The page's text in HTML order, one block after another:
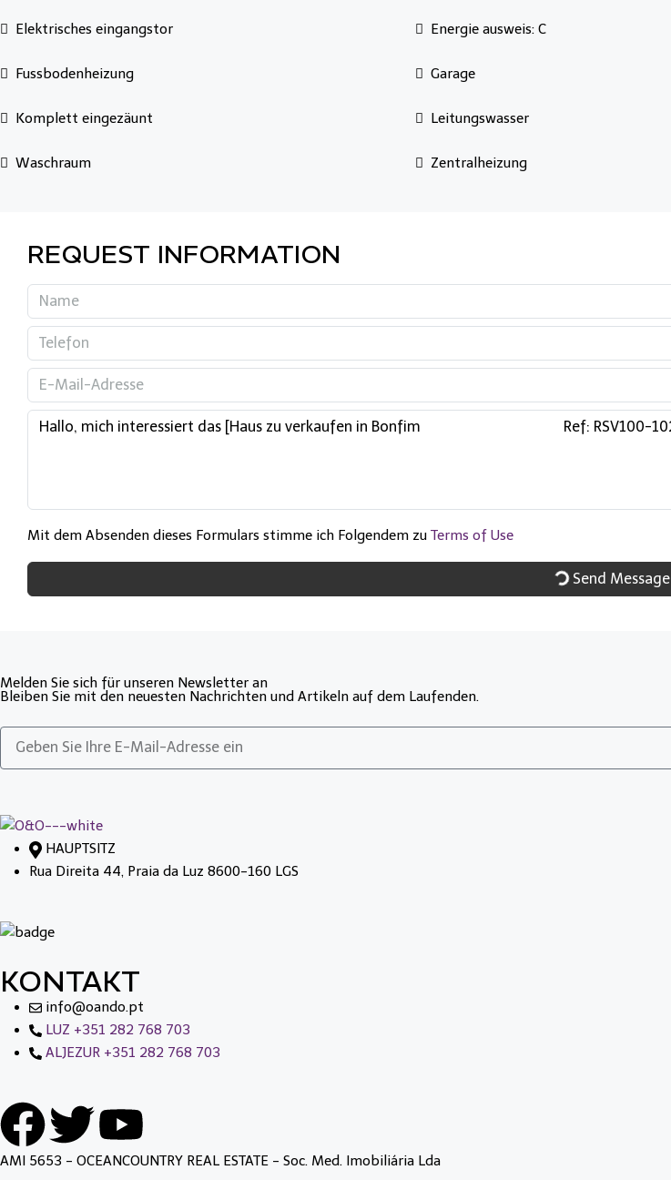
Elektrisches eingangstor Energie ausweis: C
Fussbodenheizung Garage
Komplett eingezäunt Leitungswasser
Waschraum Zentralheizung
REQUEST INFORMATION
Mit dem Absenden dieses Formulars stimme ich Folgendem zu Terms of Use
Send Message
Melden Sie sich für unseren Newsletter an
Bleiben Sie mit den neuesten Nachrichten und Artikeln auf dem Laufenden.
HAUPTSITZ
Rua Direita 44, Praia da Luz 8600-160 LGS
KONTAKT
info@oando.pt
LUZ +351 282 768 703
ALJEZUR +351 282 768 703
AMI 5653 - OCEANCOUNTRY REAL ESTATE - Soc. Med. Imobiliária Lda